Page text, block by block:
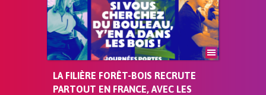
LA FILIÈRE FORÊT-BOIS RECRUTE
PARTOUT EN FRANCE, AVEC LES